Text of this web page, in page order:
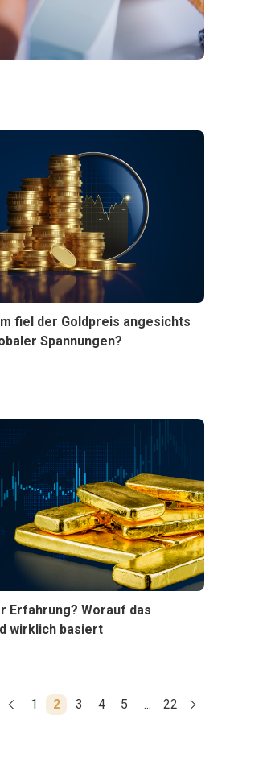
fiel der Goldpreis angesichts
Spannungen?
Erfahrung? Worauf das
wirklich basiert
1 2 3 4 5 ... 22